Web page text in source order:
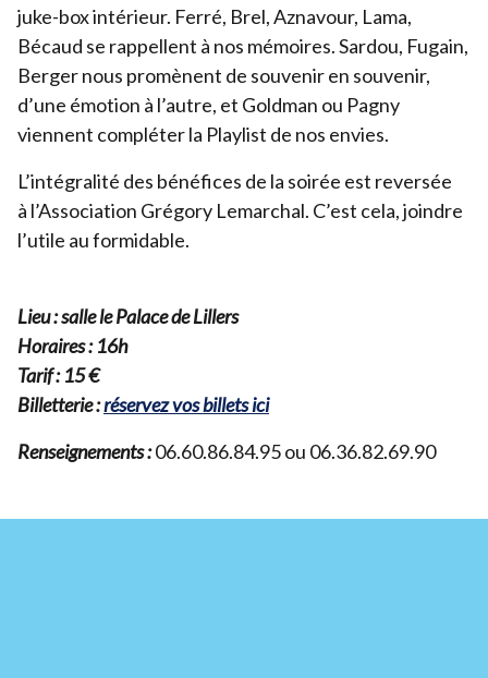
Devenir partenaire
juke-box intérieur. Ferré, Brel, Aznavour, Lama,
Bécaud se rappellent à nos mémoires. Sardou, Fugain,
Berger nous promènent de souvenir en souvenir,
d’une émotion à l’autre, et Goldman ou Pagny
viennent compléter la Playlist de nos envies.
L’intégralité des bénéfices de la soirée est reversée
à l’Association Grégory Lemarchal. C’est cela, joindre
l’utile au formidable.
Lieu : salle le Palace de Lillers
Horaires :16h
Tarif :15€
Billetterie :réservez vos billets ici
Renseignements :06.60.86.84.95ou 06.36.82.69.90